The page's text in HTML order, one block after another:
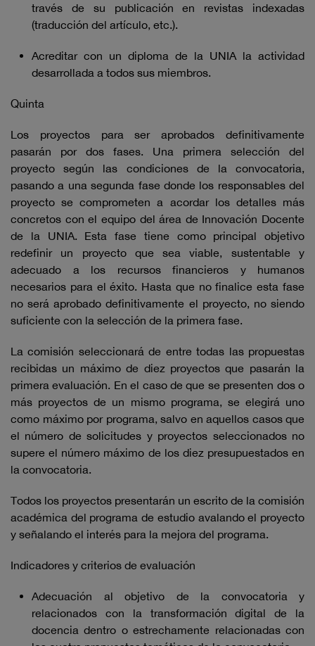
través de su publicación en revistas indexadas
(traducción del artículo, etc.).
Acreditar con un diploma de la UNIA la actividad
desarrollada a todos sus miembros.
Quinta
Los proyectos para ser aprobados definitivamente
pasarán por dos fases. Una primera selección del
proyecto según las condiciones de la convocatoria,
pasando a una segunda fase donde los responsables del
proyecto se comprometen a acordar los detalles más
concretos con el equipo del área de Innovación Docente
de la UNIA. Esta fase tiene como principal objetivo
redefinir un proyecto que sea viable, sustentable y
adecuado a los recursos financieros y humanos
necesarios para el éxito. Hasta que no finalice esta fase
no será aprobado definitivamente el proyecto, no siendo
suficiente con la selección de la primera fase.
La comisión seleccionará de entre todas las propuestas
recibidas un máximo de diez proyectos que pasarán la
primera evaluación. En el caso de que se presenten dos o
más proyectos de un mismo programa, se elegirá uno
como máximo por programa, salvo en aquellos casos que
el número de solicitudes y proyectos seleccionados no
supere el número máximo de los diez presupuestados en
la convocatoria.
Todos los proyectos presentarán un escrito de la comisión
académica del programa de estudio avalando el proyecto
y señalando el interés para la mejora del programa.
Indicadores y criterios de evaluación
Adecuación al objetivo de la convocatoria y
relacionados con la transformación digital de la
docencia dentro o estrechamente relacionadas con